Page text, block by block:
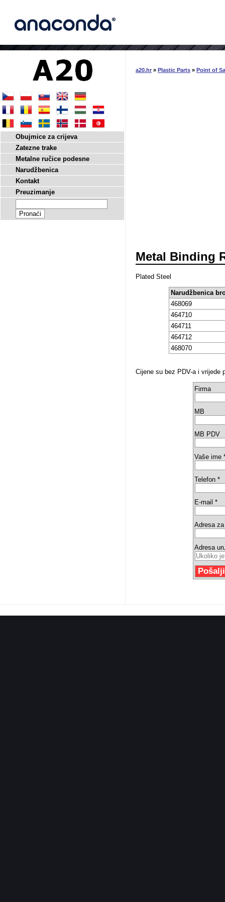
a20.hr » Plastic Parts » Point of
Metal Binding
Plated Steel
Narudžbenica
468069
464710
464711
464712
468070
Cijene su bez PDV-a i vrijede
Firma
MB
MB PDV
Vaše ime
Telefon *
E-mail *
Adresa
Adresa
Obujmice za crijeva
Zatezne trake
Metalne ručice podesne
Narudžbenica
Kontakt
Preuzimanje